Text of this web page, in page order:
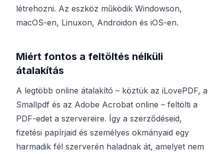
létrehozni. Az eszköz működik Windowson,
macOS-en, Linuxon, Androidon és iOS-en.
Miért fontos a feltöltés nélküli
átalakítás
A legtöbb online átalakító – köztük az iLovePDF, a
Smallpdf és az Adobe Acrobat online – feltölti a
PDF-edet a szervereire. Így a szerződéseid,
fizetési papírjaid és személyes okmányaid egy
harmadik fél szerverén haladnak át, amelyet nem